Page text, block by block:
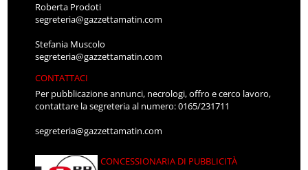
Roberta Prodoti
segreteria@gazzettamatin.com
Stefania Muscolo
segreteria@gazzettamatin.com
CONTATTACI
Per pubblicazione annunci, necrologi, offro e cerco lavoro,
contattare la segreteria al numero: 0165/231711
segreteria@gazzettamatin.com
CONCESSIONARIA DI PUBBLICITÀ